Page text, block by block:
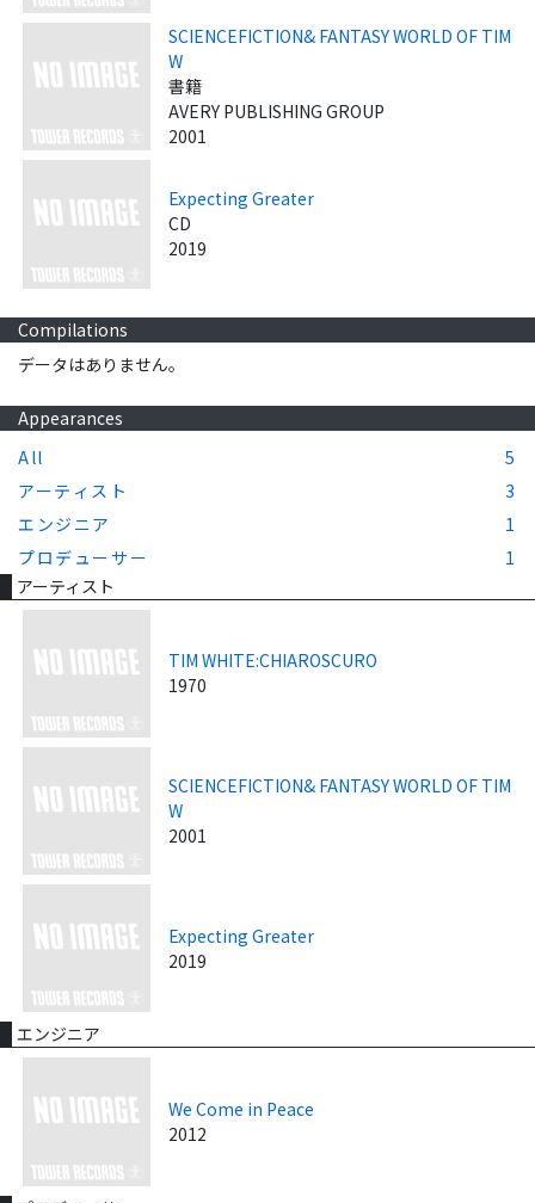
SCIENCEFICTION& FANTASY WORLD OF TIM
W
書籍
AVERY PUBLISHING GROUP
2001
Expecting Greater
CD
2019
Compilations
データはありません。
Appearances
All
5
アーティスト
3
エンジニア
1
プロデューサー
1
アーティスト
TIM WHITE:CHIAROSCURO
1970
SCIENCEFICTION& FANTASY WORLD OF TIM
W
2001
Expecting Greater
2019
エンジニア
We Come in Peace
2012